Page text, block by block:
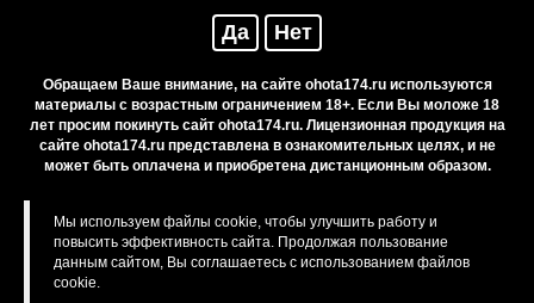
Да Нет
Обращаем Ваше внимание, на сайте ohota174.ru используются
материалы с возрастным ограничением 18+. Если Вы моложе 18
лет просим покинуть сайт ohota174.ru. Лицензионная продукция на
сайте ohota174.ru представлена в ознакомительных целях, и не
может быть оплачена и приобретена дистанционным образом.
Мы используем файлы cookie, чтобы улучшить работу и
повысить эффективность сайта. Продолжая пользование
данным сайтом, Вы соглашаетесь с использованием файлов
cookie.
Нужна консультация?
нашим менеджерам